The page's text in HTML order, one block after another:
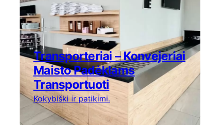
Transporteriai – Konvejeriai
Maisto Padėklams
Transportuoti
Kokybiški ir patikimi.